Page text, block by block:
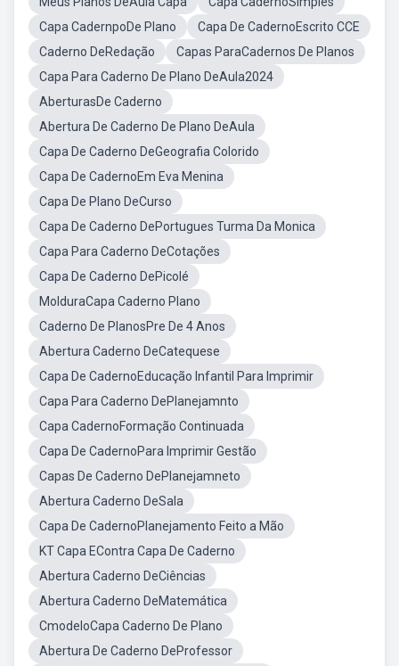
Capa CadernpoDe Plano
Capa De CadernoEscrito CCE
Caderno DeRedação
Capas ParaCadernos De Planos
Capa Para Caderno De Plano DeAula2024
AberturasDe Caderno
Abertura De Caderno De Plano DeAula
Capa De Caderno DeGeografia Colorido
Capa De CadernoEm Eva Menina
Capa De Plano DeCurso
Capa De Caderno DePortugues Turma Da Monica
Capa Para Caderno DeCotações
Capa De Caderno DePicolé
MolduraCapa Caderno Plano
Caderno De PlanosPre De 4 Anos
Abertura Caderno DeCatequese
Capa De CadernoEducação Infantil Para Imprimir
Capa Para Caderno DePlanejamnto
Capa CadernoFormação Continuada
Capa De CadernoPara Imprimir Gestão
Capas De Caderno DePlanejamneto
Abertura Caderno DeSala
Capa De CadernoPlanejamento Feito a Mão
KT Capa EContra Capa De Caderno
Abertura Caderno DeCiências
Abertura Caderno DeMatemática
CmodeloCapa Caderno De Plano
Abertura De Caderno DeProfessor